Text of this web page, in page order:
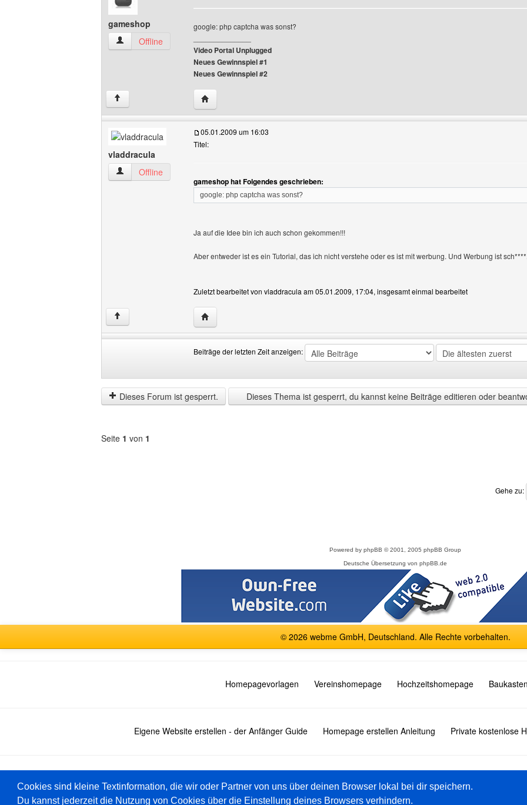
gameshop
gameshop Benutzer-Profile anzeigen
Offline
google: php captcha was sonst?
Video Portal Unplugged
Neues Gewinnspiel #1
Neues Gewinnspiel #2
↑ Website dieses Benutzers besuchen: gameshop
vladdracula
vladdracula Benutzer-Profile anzeigen
Offline
05.01.2009 um 16:03
Titel:
gameshop hat Folgendes geschrieben:
google: php captcha was sonst?
Ja auf die Idee bin ich auch schon gekommen!!!
Aber entweder ist es ein Tutorial, das ich nicht verstehe oder es ist mit werbung. Und Werbung ist sch****.
Zuletzt bearbeitet von vladdracula am 05.01.2009, 17:04, insgesamt einmal bearbeitet
↑ Website dieses Benutzers besuchen: vladdracula
Beiträge der letzten Zeit anzeigen:
der
letzten
Zeit
by
Dieses Forum ist gesperrt.
Dieses Thema ist gesperrt, du kannst keine Beiträge editieren oder
Seite 1 von 1
Gehe zu:
Powered by phpBB © 2001, 2005 phpBB Group
Deutsche Übersetzung von phpBB.de
© 2026 webme GmbH, Deutschland. Alle Rechte vorbehalten.
Homepagevorlagen Vereinshomepage Hochzeitshomepage
Eigene Website erstellen - der Anfänger Guide Homepage erstellen Anleitung Private kostenlose
Cookies sind kleine Textinformation, die wir oder Partner von uns über deinen Browser lokal bei dir speichern.
Du kannst jederzeit die Nutzung von Cookies über die Einstellung deines Browsers verhindern.